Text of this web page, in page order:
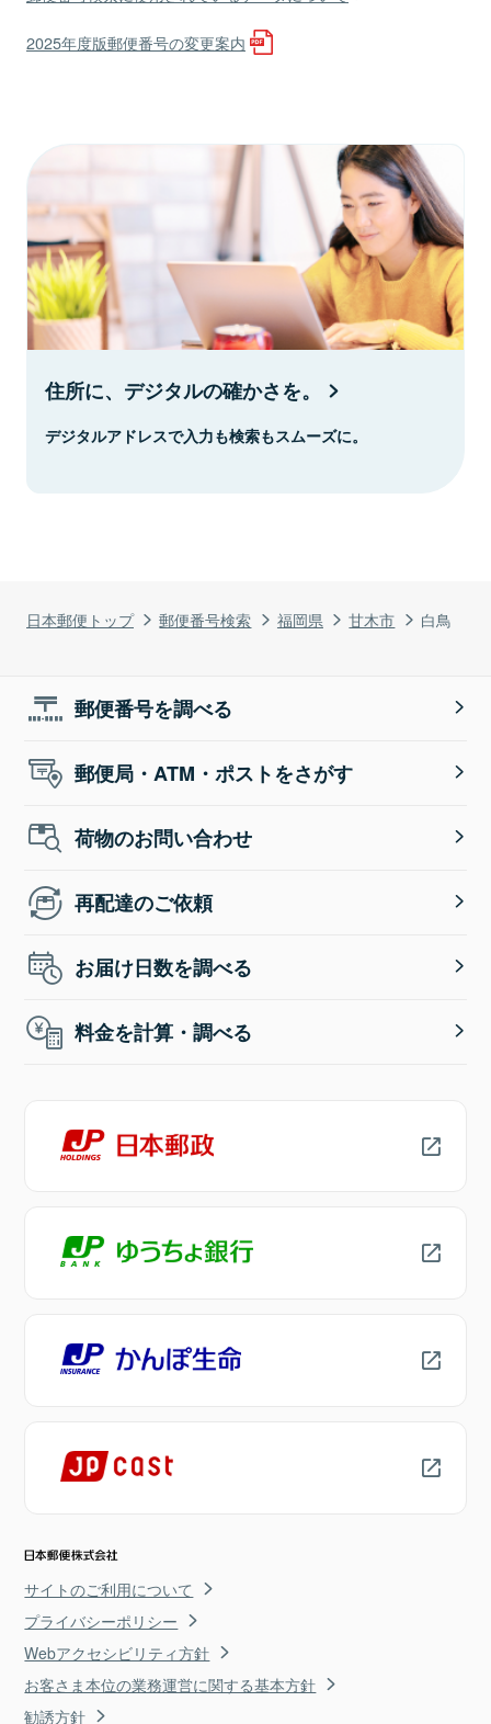
日本郵便トップ 郵便番号検索 福岡県 甘木市 白鳥
2025年度版郵便番号の変更案内
住所に、デジタルの確かさを。
デジタルアドレスで入力も検索もスムーズに。
郵便番号を調べる
郵便局・ATM・ポストをさがす
荷物のお問い合わせ
再配達のご依頼
お届け日数を調べる
料金を計算・調べる
サイトのご利用について
プライバシーポリシー
Webアクセシビリティ方針
お客さま本位の業務運営に関する基本方針
勧誘方針